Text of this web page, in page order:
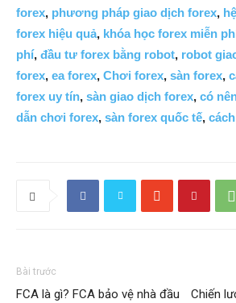
forex, phương pháp giao dịch forex,
forex hiệu quả, khóa học forex miễn
phí, đầu tư forex bằng robot, robot
forex, ea forex, Chơi forex, sàn forex,
forex uy tín, sàn giao dịch forex, có
dẫn chơi forex, sàn forex quốc tế,
Bài trước
FCA là gì? FCA bảo vệ nhà đầu
Chiến